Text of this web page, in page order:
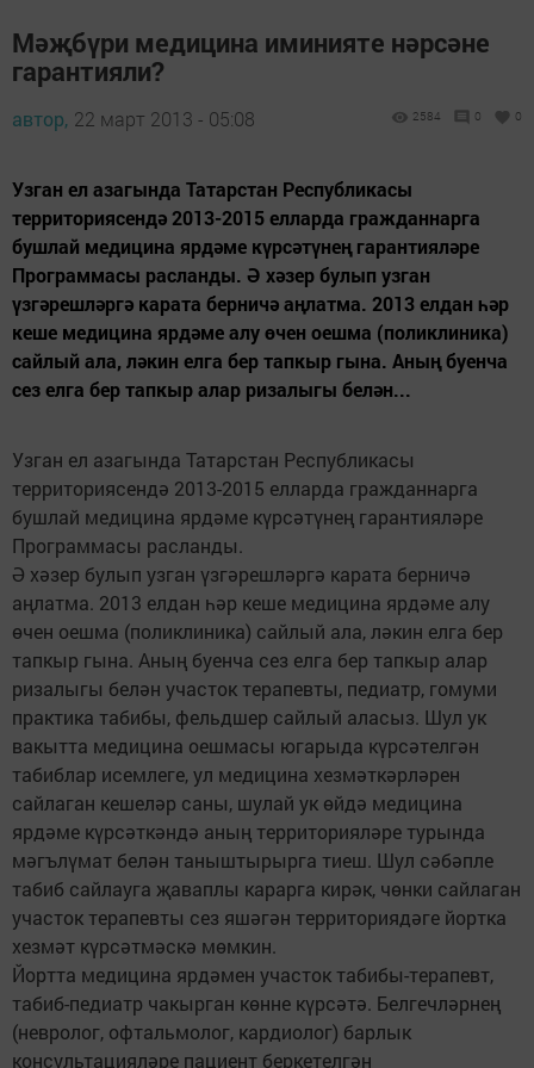
Мәҗбүри медицина иминияте нәрсәне
гарантияли?
автор, 22 март 2013 - 05:08 2584 0 0
Узган ел азагында Татарстан Республикасы
территориясендә 2013-2015 елларда гражданнарга
бушлай медицина ярдәме күрсәтүнең гарантияләре
Программасы расланды. Ә хәзер булып узган
үзгәрешләргә карата берничә аңлатма. 2013 елдан һәр
кеше медицина ярдәме алу өчен оешма (поликлиника)
сайлый ала, ләкин елга бер тапкыр гына. Аның буенча
сез елга бер тапкыр алар ризалыгы белән...
Узган ел азагында Татарстан Республикасы
территориясендә 2013-2015 елларда гражданнарга
бушлай медицина ярдәме күрсәтүнең гарантияләре
Программасы расланды.
Ә хәзер булып узган үзгәрешләргә карата берничә
аңлатма. 2013 елдан һәр кеше медицина ярдәме алу
өчен оешма (поликлиника) сайлый ала, ләкин елга бер
тапкыр гына. Аның буенча сез елга бер тапкыр алар
ризалыгы белән участок терапевты, педиатр, гомуми
практика табибы, фельдшер сайлый аласыз. Шул ук
вакытта медицина оешмасы югарыда күрсәтелгән
табиблар исемлеге, ул медицина хезмәткәрләрен
сайлаган кешеләр саны, шулай ук өйдә медицина
ярдәме күрсәткәндә аның территорияләре турында
мәгълүмат белән таныштырырга тиеш. Шул сәбәпле
табиб сайлауга җаваплы карарга кирәк, чөнки сайлаган
участок терапевты сез яшәгән территориядәге йортка
хезмәт күрсәтмәскә мөмкин.
Йортта медицина ярдәмен участок табибы-терапевт,
табиб-педиатр чакырган көнне күрсәтә. Белгечләрнең
(невролог, офтальмолог, кардиолог) барлык
консультацияләре пациент беркетелгән